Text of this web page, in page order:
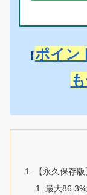
【ポイン
【永久保存
最大